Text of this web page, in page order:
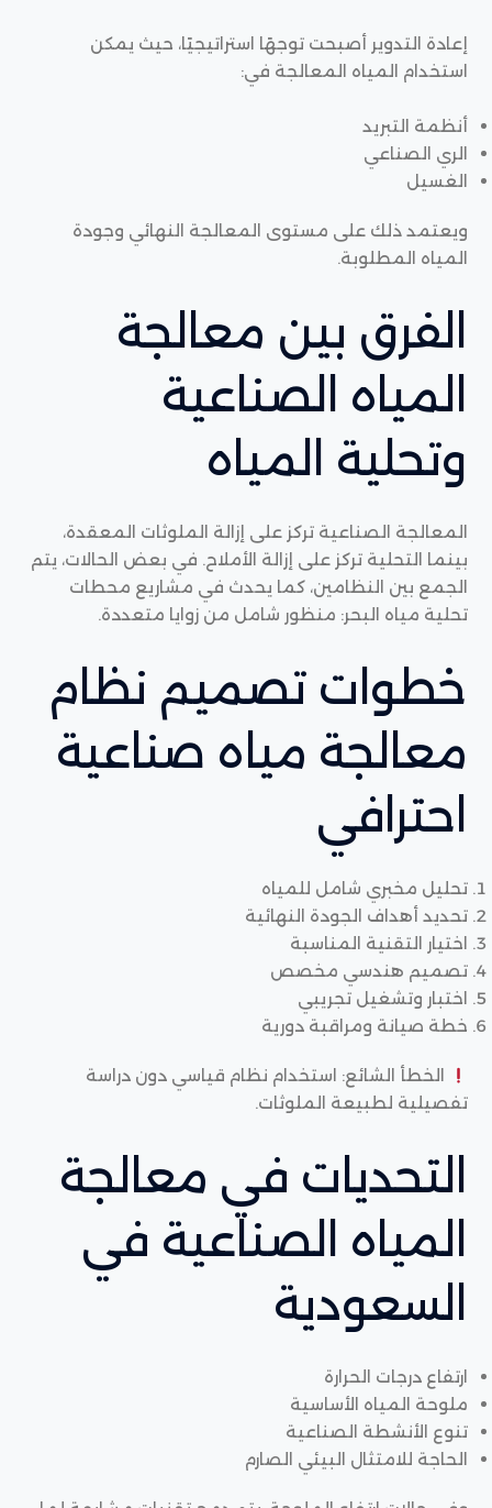
إعادة التدوير أصبحت توجهًا استراتيجيًا، حيث يمكن
استخدام المياه المعالجة في:
أنظمة التبريد
الري الصناعي
الغسيل
ويعتمد ذلك على مستوى المعالجة النهائي وجودة
المياه المطلوبة.
الفرق بين معالجة
المياه الصناعية
وتحلية المياه
المعالجة الصناعية تركز على إزالة الملوثات المعقدة،
بينما التحلية تركز على إزالة الأملاح. في بعض الحالات، يتم
الجمع بين النظامين، كما يحدث في مشاريع محطات
تحلية مياه البحر: منظور شامل من زوايا متعددة.
خطوات تصميم نظام
معالجة مياه صناعية
احترافي
تحليل مخبري شامل للمياه
تحديد أهداف الجودة النهائية
اختيار التقنية المناسبة
تصميم هندسي مخصص
اختبار وتشغيل تجريبي
خطة صيانة ومراقبة دورية
الخطأ الشائع: استخدام نظام قياسي دون دراسة
تفصيلية لطبيعة الملوثات.
التحديات في معالجة
المياه الصناعية في
السعودية
ارتفاع درجات الحرارة
ملوحة المياه الأساسية
تنوع الأنشطة الصناعية
الحاجة للامتثال البيئي الصارم